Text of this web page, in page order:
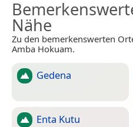
Nähe
Zu den bemerkenswerten
Amba Hokuam.
Gedena
Enta Kutu